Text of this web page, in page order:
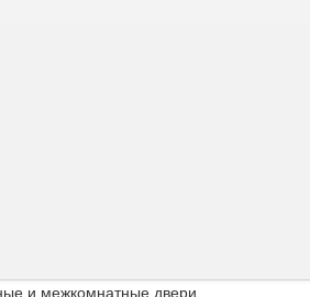
и межкомнатные двери